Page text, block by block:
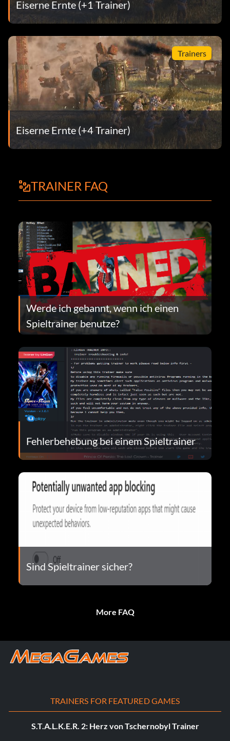
Eiserne Ernte (+1 Trainer)
Trainers
Eiserne Ernte (+4 Trainer)
TRAINER FAQ
Werde ich gebannt, wenn ich einen
Spieltrainer benutze?
Fehlerbehebung bei einem Spieltrainer
Sind Spieltrainer sicher?
More FAQ
TRAINERS FOR FEATURED GAMES
S.T.A.L.K.E.R. 2: Herz von Tschernobyl Trainer